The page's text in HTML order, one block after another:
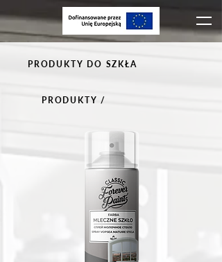
PRODUKTY DO SZKŁA
PRODUKTY /